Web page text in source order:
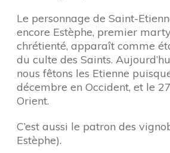
Le personnage de Saint-
encore Estèphe, premier
chrétienté, apparaît comme
du culte des Saints.
nous fêtons les Etienne
décembre en Occident, et le
Orient.
C’est aussi le patron des
Estèphe).